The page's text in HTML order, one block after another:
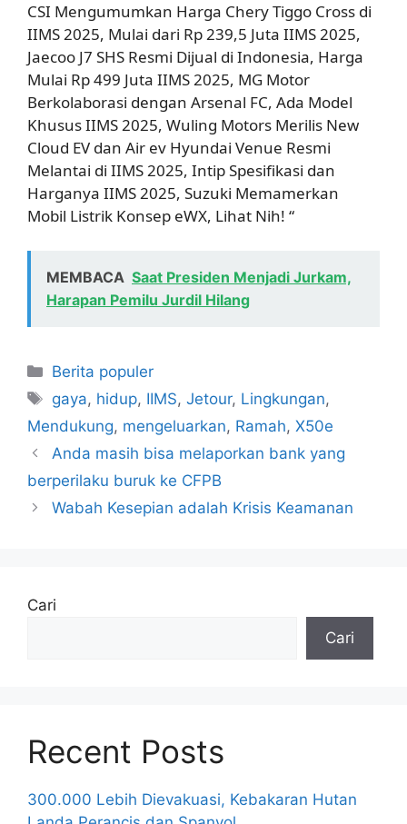
CSI Mengumumkan Harga Chery Tiggo Cross di
IIMS 2025, Mulai dari Rp 239,5 Juta IIMS 2025,
Jaecoo J7 SHS Resmi Dijual di Indonesia, Harga
Mulai Rp 499 Juta IIMS 2025, MG Motor
Berkolaborasi dengan Arsenal FC, Ada Model
Khusus IIMS 2025, Wuling Motors Merilis New
Cloud EV dan Air ev Hyundai Venue Resmi
Melantai di IIMS 2025, Intip Spesifikasi dan
Harganya IIMS 2025, Suzuki Memamerkan
Mobil Listrik Konsep eWX, Lihat Nih! “
MEMBACA Saat Presiden Menjadi Jurkam,
Harapan Pemilu Jurdil Hilang
Kategori
Berita populer
Tag
gaya, hidup, IIMS,Jetour, Lingkungan,
Mendukung, mengeluarkan, Ramah, X50e
Anda masih bisa melaporkan bank yang
berperilaku buruk ke CFPB
Wabah Kesepian adalah Krisis Keamanan
Cari
Cari
Recent Posts
300.000 Lebih Dievakuasi, Kebakaran Hutan